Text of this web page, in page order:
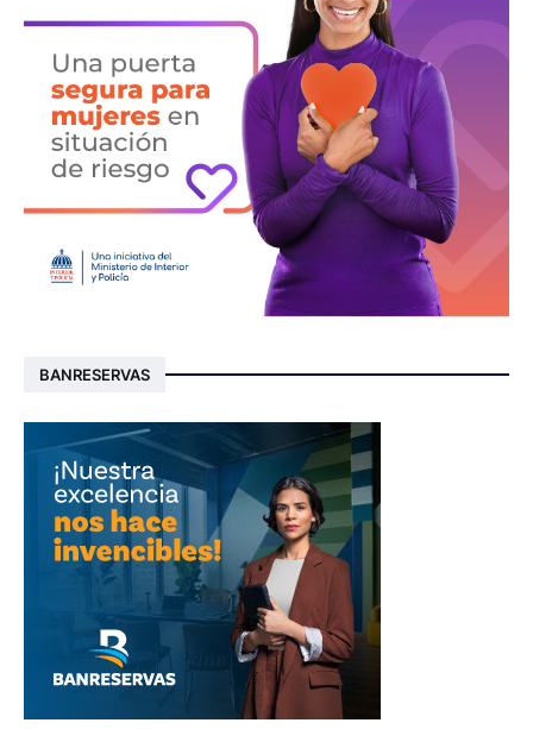
BANRESERVAS